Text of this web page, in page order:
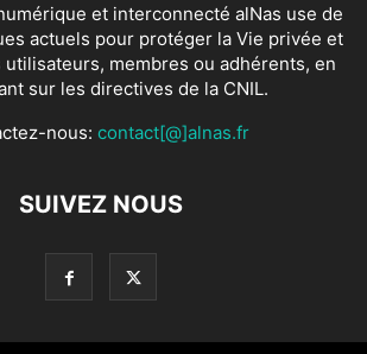
et interconnecté alNas use de
actuels pour protéger la Vie privée et
membres ou adhérents, en
sur les directives de la CNIL.
nous: contact[@]alnas.fr
SUIVEZ NOUS